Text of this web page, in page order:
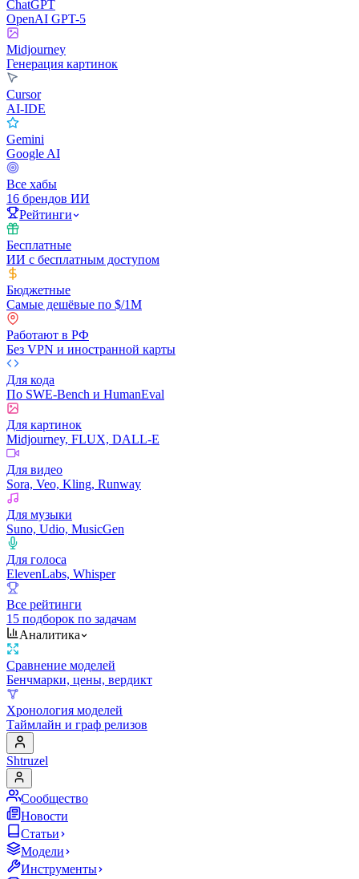
ChatGPT
OpenAI GPT-5
Midjourney
Генерация картинок
Cursor
AI-IDE
Gemini
Google AI
Все хабы
16 брендов ИИ
Рейтинги
Бесплатные
ИИ с бесплатным доступом
Бюджетные
Самые дешёвые по $/1M
Работают в РФ
Без VPN и иностранной карты
Для кода
По SWE-Bench и HumanEval
Для картинок
Midjourney, FLUX, DALL-E
Для видео
Sora, Veo, Kling, Runway
Для музыки
Suno, Udio, MusicGen
Для голоса
ElevenLabs, Whisper
Все рейтинги
15 подборок по задачам
Аналитика
Сравнение моделей
Бенчмарки, цены, вердикт
Хронология моделей
Таймлайн и граф релизов
Shtruzel
Сообщество
Новости
Статьи
Модели
Инструменты